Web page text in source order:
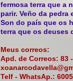
fermosa terra que a
parir. Veño da
Son do país que os
terra que os deuses
Meus correos:
Apd. de Correos: 83
Telf - WhatsAp.: